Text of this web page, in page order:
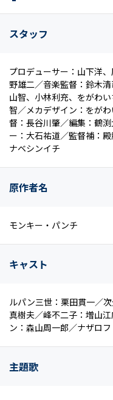
スタッフ
プロデューサー：山下洋
野雄二／音楽監督：鈴木
山智、小林利充、をがわ
智／メカデザイン：をが
督：長谷川肇／編集：鶴
ー：大石祐道／監督補：
ナベシンイチ
原作者名
モンキー・パンチ
キャスト
ルパン三世：栗田貫一／
真樹夫／峰不二子：増山
ン：森山周一郎／ナザロ
主題歌